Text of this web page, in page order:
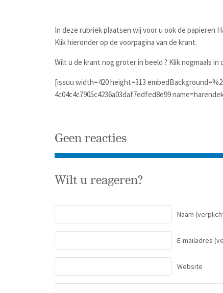
In deze rubriek plaatsen wij voor u ook de papieren
Klik hieronder op de voorpagina van de krant.
Wilt u de krant nog groter in beeld ? Klik nogmaals
[issuu width=420 height=313
4c04c4c7905c4236a03daf7edfed8e99
Geen reacties
Wilt u reageren?
Naam
E-mailadres
Website